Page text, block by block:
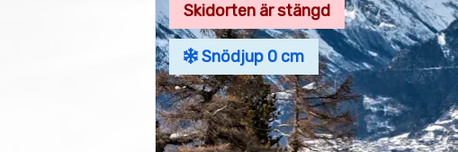
Skidorten är stängd
Snödjup 0 cm